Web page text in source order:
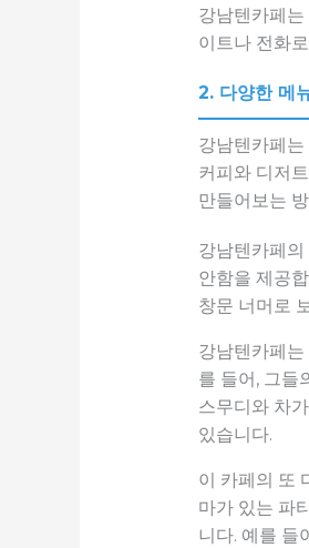
강남텐카페
이트나 전화
2. 다양한 메
강남텐카페
커피와 디저
만들어보는
강남텐카페
안함을 제공
창문 너머로
강남텐카페
를 들어, 그들
스무디와 차
있습니다.
이 카페의 또
마가 있는 파
니다. 예를 들